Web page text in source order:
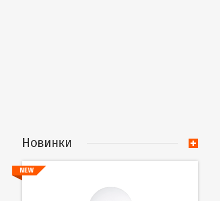
Новинки
NEW